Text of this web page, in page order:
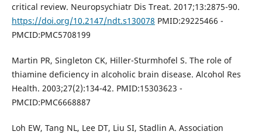
critical review. Neuropsychiatr Dis Treat. 2017;13:2875-90.
https://doi.org/10.2147/ndt.s130078 PMID:29225466 -
PMCID:PMC5708199
Martin PR, Singleton CK, Hiller-Sturmhofel S. The role of
thiamine deficiency in alcoholic brain disease. Alcohol Res
Health. 2003;27(2):134-42. PMID:15303623 -
PMCID:PMC6668887
Loh EW, Tang NL, Lee DT, Liu SI, Stadlin A. Association